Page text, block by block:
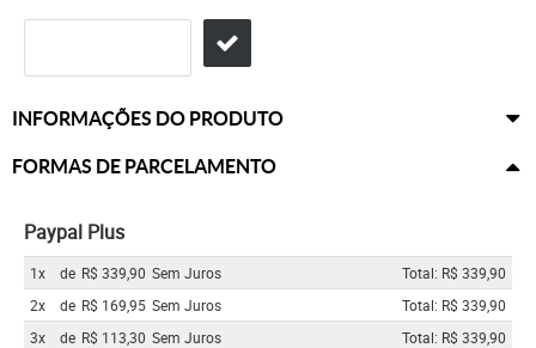
INFORMAÇÕES DO PRODUTO
FORMAS DE PARCELAMENTO
Paypal Plus
1x de R$ 339,90 Sem Juros
Total: R$ 339,90
2x
de R$ 169,95 Sem Juros
Total: R$ 339,90
3x
de R$ 113,30 Sem Juros
Total: R$ 339,90